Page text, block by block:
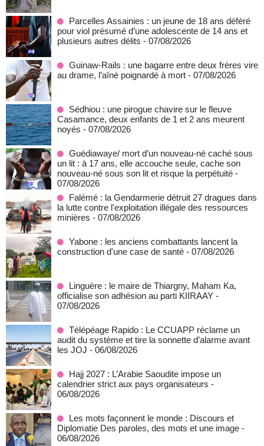
Parcelles Assainies : un jeune de 18 ans déféré
pour viol présumé d’une adolescente de 14 ans et
plusieurs autres délits - 07/08/2026
Guinaw-Rails : une bagarre entre deux frères vire
au drame, l’aîné poignardé à mort - 07/08/2026
Sédhiou : une pirogue chavire sur le fleuve
Casamance, deux enfants de 1 et 2 ans meurent
noyés - 07/08/2026
Guédiawaye/ mort d’un nouveau-né caché sous
un lit : à 17 ans, elle accouche seule, cache son
nouveau-né sous son lit et risque la perpétuité -
07/08/2026
Falémé : la Gendarmerie détruit 27 dragues dans
la lutte contre l'exploitation illégale des ressources
minières - 07/08/2026
Yabone : les anciens combattants lancent la
construction d'une case de santé - 07/08/2026
Linguère : le maire de Thiargny, Maham Ka,
officialise son adhésion au parti KIIRAAY -
07/08/2026
Télépéage Rapido : Le CCUAPP réclame un
audit du système et tire la sonnette d’alarme avant
les JOJ - 06/08/2026
Hajj 2027 : L’Arabie Saoudite impose un
calendrier strict aux pays organisateurs -
06/08/2026
Les mots façonnent le monde : Discours et
Diplomatie Des paroles, des mots et une image -
06/08/2026